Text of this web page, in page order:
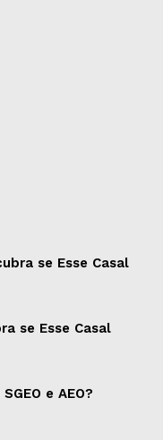
se Esse Casal
se Esse Casal
e AEO?